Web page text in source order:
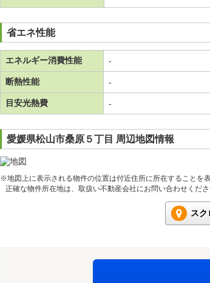
省エネ性能
エネルギー消費性能 -
断熱性能 -
目安光熱費 -
愛媛県松山市桑原５丁目 周辺地図情報
※地図上に表示される物件の位置は付近住所に所在することを
正確な物件所在地は、取扱い不動産会社にお問い合わせくださ
ス